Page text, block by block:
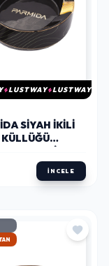
LUSTWAY LUSTWAY
SIYAH İKILI
İNCELE